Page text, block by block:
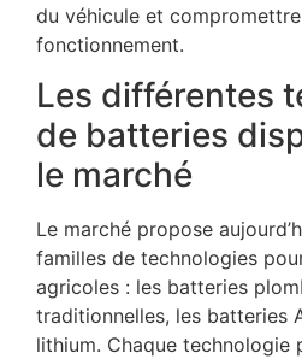
du véhicule et
fonctionnement.
Les différentes
de batteries
le marché
Le marché propose
familles de technologies
agricoles : les batteries
traditionnelles, les batteries
lithium. Chaque technologie